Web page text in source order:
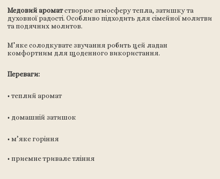
Медовий ароматстворює атмосферу тепла, затишку та
духовної радості. Особливо підходить для сімейної молитви
та подячних молитов.
М’яке солодкувате звучання робить цей ладан
комфортним для щоденного використання.
Переваги:
• теплий аромат
• домашній затишок
• м’яке горіння
• приємне тривале тління